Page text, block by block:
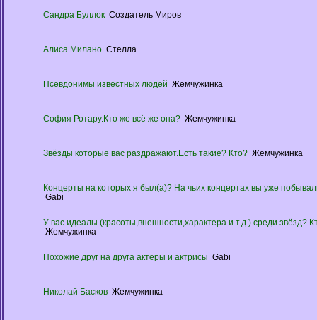
Сандра Буллок Создатель Миров
Алиса Милано Стелла
Псевдонимы известных людей Жемчужинка
София Ротару.Кто же всё же она? Жемчужинка
Звёзды которые вас раздражают.Есть такие? Кто? Жемчужинка
Концерты на которых я был(а)? На чьих концертах вы уже
Gabi
У вас идеалы (красоты,внешности,характера и т.д.) среди звёзд?
Жемчужинка
Похожие друг на друга актеры и актрисы Gabi
Николай Басков Жемчужинка